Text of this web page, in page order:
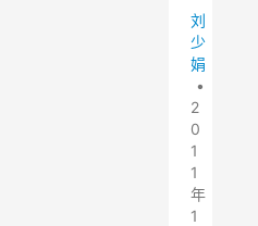
刘
少
娟
•
2
0
1
1
年
1